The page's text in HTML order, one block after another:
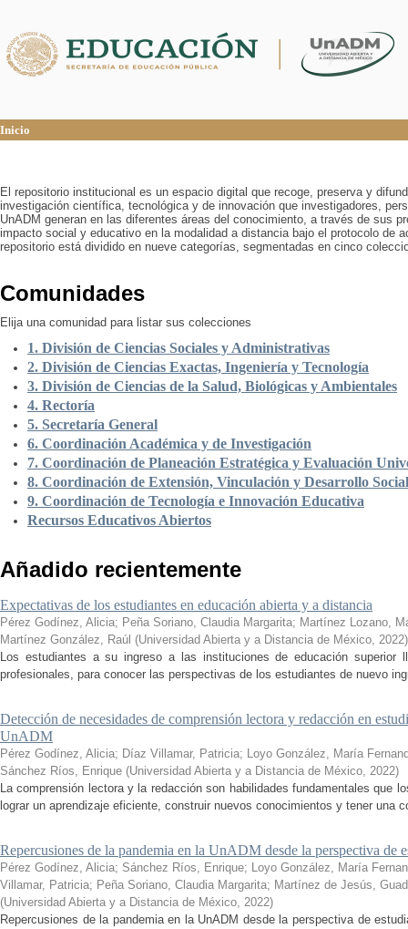
Inicio
El repositorio institucional es un espacio digital que recoge, preserva y
investigación científica, tecnológica y de innovación que investigadores,
UnADM generan en las diferentes áreas del conocimiento, a través de sus
impacto social y educativo en la modalidad a distancia bajo el protocolo de
repositorio está dividido en nueve categorías, segmentadas en cinco
Comunidades
Elija una comunidad para listar sus colecciones
1. División de Ciencias Sociales y Administrativas
2. División de Ciencias Exactas, Ingeniería y Tecnología
3. División de Ciencias de la Salud, Biológicas y Ambientales
4. Rectoría
5. Secretaría General
6. Coordinación Académica y de Investigación
7. Coordinación de Planeación Estratégica y Evaluación
8. Coordinación de Extensión, Vinculación y Desarrollo Social
9. Coordinación de Tecnología e Innovación Educativa
Recursos Educativos Abiertos
Añadido recientemente
Expectativas de los estudiantes en educación abierta y a distancia
Pérez Godínez, Alicia; Peña Soriano, Claudia Margarita; Martínez Lozano,
Martínez González, Raúl (Universidad Abierta y a Distancia de México, 2022)
Los estudiantes a su ingreso a las instituciones de educación superior
profesionales, para conocer las perspectivas de los estudiantes de nuevo
Detección de necesidades de comprensión lectora y redacción en
UnADM
Pérez Godínez, Alicia; Díaz Villamar, Patricia; Loyo González, María
Sánchez Ríos, Enrique (Universidad Abierta y a Distancia de México, 2022)
La comprensión lectora y la redacción son habilidades fundamentales que
lograr un aprendizaje eficiente, construir nuevos conocimientos y tener una
Repercusiones de la pandemia en la UnADM desde la perspectiva de
Pérez Godínez, Alicia; Sánchez Ríos, Enrique; Loyo González, María
Villamar, Patricia; Peña Soriano, Claudia Margarita; Martínez de Jesús,
(Universidad Abierta y a Distancia de México, 2022)
Repercusiones de la pandemia en la UnADM desde la perspectiva de